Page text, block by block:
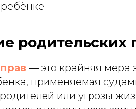
родительских
— это крайняя мера
применяемая
или угрозы